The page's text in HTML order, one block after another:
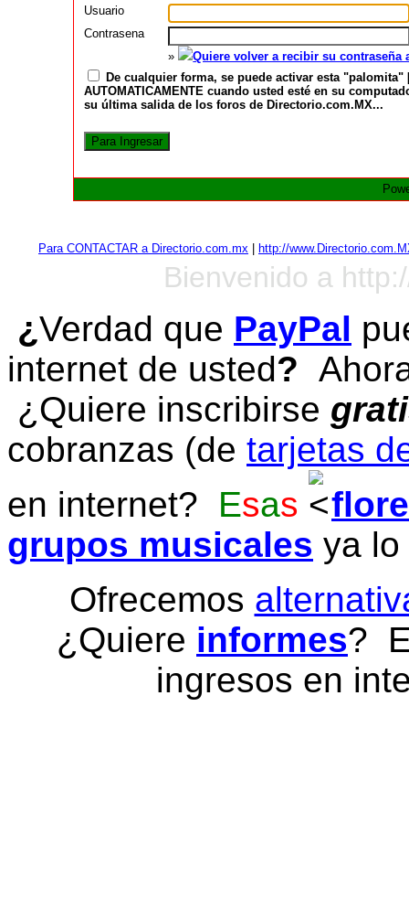
Usuario
Contrasena
»
Quiere volver a recibir su
De cualquier forma, se puede activar esta
AUTOMATICAMENTE cuando usted esté en su
su última salida de los foros de Directorio.com.MX...
Para CONTACTAR a Directorio.com.mx http://
Bienvenido a
¿Verdad que PayPal
internet de usted?
¿Quiere inscribirse
cobranzas (de tarjetas
en internet? Esas
grupos musicales ya
Ofrecemos
¿Quiere informes?
ingresos en